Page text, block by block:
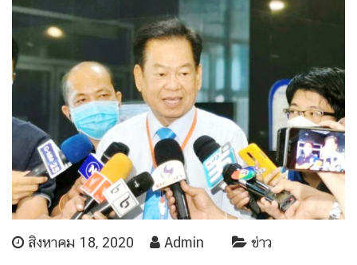
สิงหาคม 18, 2020 Admin ข่าว